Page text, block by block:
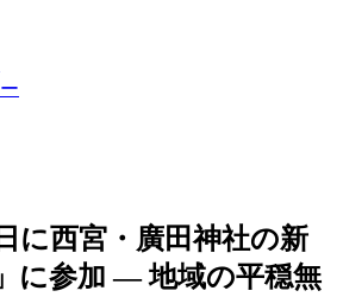
に西宮・廣田神社の新
に参加 — 地域の平穏無